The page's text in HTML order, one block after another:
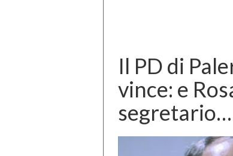
Il PD di
vince: e
segretario…